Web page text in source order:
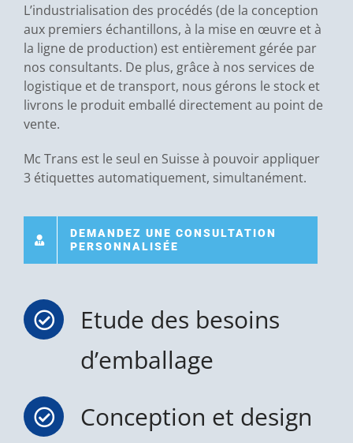
L’industrialisation des procédés (de la conception
aux premiers échantillons, à la mise en œuvre et à
la ligne de production) est entièrement gérée par
nos consultants. De plus, grâce à nos services de
logistique et de transport, nous gérons le stock et
livrons le produit emballé directement au point de
vente.
Mc Trans est le seul en Suisse à pouvoir appliquer
3 étiquettes automatiquement, simultanément.
DEMANDEZ UNE CONSULTATION
PERSONNALISÉE
Etude des besoins
d’emballage
Conception et design